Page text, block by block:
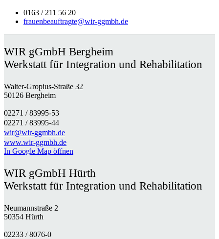
0163 / 211 56 20
frauenbeauftragte@wir-ggmbh.de
WIR gGmbH Bergheim
Werkstatt für Integration und Rehabilitation
Walter-Gropius-Straße 32
50126 Bergheim
02271 / 83995-53
02271 / 83995-44
wir@wir-ggmbh.de
www.wir-ggmbh.de
In Google Map öffnen
WIR gGmbH Hürth
Werkstatt für Integration und Rehabilitation
Neumannstraße 2
50354 Hürth
02233 / 8076-0​